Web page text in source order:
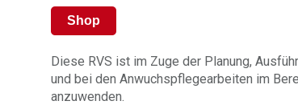
Shop
Diese RVS ist im Zuge der Planung,
und bei den Anwuchspflegearbeiten im
anzuwenden.